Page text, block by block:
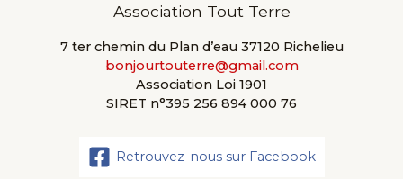
Association Tout Terre
7 ter chemin du Plan d’eau 37120 Richelieu
bonjourtouterre@gmail.com
Association Loi 1901
SIRET n°395 256 894 000 76
Retrouvez-nous sur Facebook